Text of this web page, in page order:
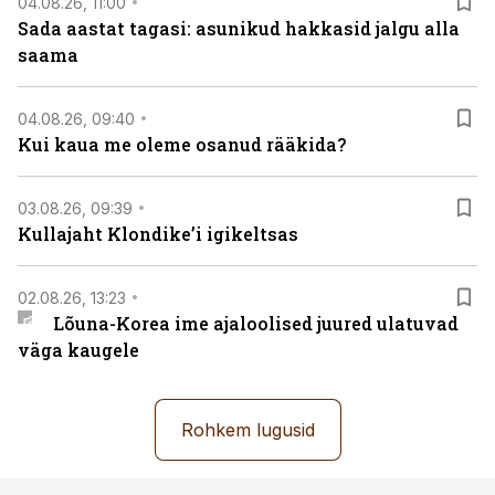
Sada aastat tagasi: asunikud hakkasid jalgu alla
saama
04.08.26, 09:40
Kui kaua me oleme osanud rääkida?
03.08.26, 09:39
Kullajaht Klondike’i igikeltsas
02.08.26, 13:23
Lõuna-Korea ime ajaloolised juured ulatuvad
väga kaugele
Rohkem lugusid